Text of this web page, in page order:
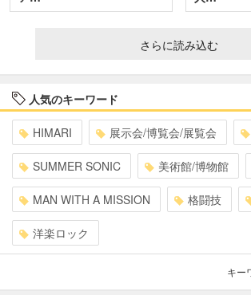
さらに読み込む
人気のキーワード
HIMARI 展示会/博覧会/展覧会
SUMMER SONIC 美術館/博物館
MAN WITH A MISSION 格闘技
洋楽ロック
キー